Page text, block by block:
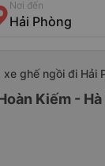
Nơi đến
xe ghế ngồi đi Hải
Kiếm -